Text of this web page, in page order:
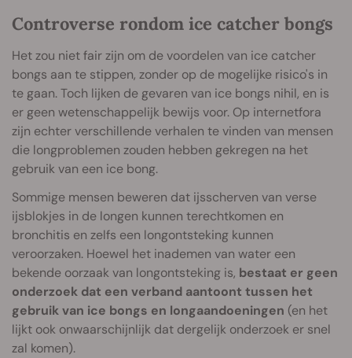
Controverse rondom ice catcher bongs
Het zou niet fair zijn om de voordelen van ice catcher
bongs aan te stippen, zonder op de mogelijke risico's in
te gaan. Toch lijken de gevaren van ice bongs nihil, en is
er geen wetenschappelijk bewijs voor. Op internetfora
zijn echter verschillende verhalen te vinden van mensen
die longproblemen zouden hebben gekregen na het
gebruik van een ice bong.
Sommige mensen beweren dat ijsscherven van verse
ijsblokjes in de longen kunnen terechtkomen en
bronchitis en zelfs een longontsteking kunnen
veroorzaken. Hoewel het inademen van water een
bekende oorzaak van longontsteking is, bestaat er geen
onderzoek dat een verband aantoont tussen het
gebruik van ice bongs en longaandoeningen (en het
lijkt ook onwaarschijnlijk dat dergelijk onderzoek er snel
zal komen).